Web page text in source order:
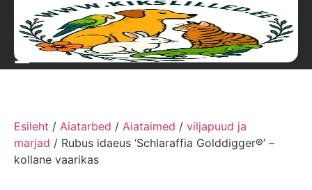
Esileht / Aiatarbed / Aiataimed / viljapuud ja
marjad / Rubus idaeus ‘Schlaraffia Golddigger®’ –
kollane vaarikas